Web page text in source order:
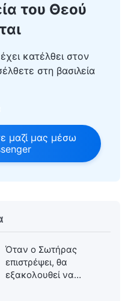
του Θεού
κατέλθει στον
στη βασιλεία
μαζί μας μέσω
Όταν ο Σωτήρας
επιστρέψει, θα
εξακολουθεί να